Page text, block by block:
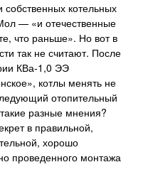
котельных
— «и отечественные
что раньше». Но вот в
так не считают. После
КВа-1,0 ЭЭ
котлы менять не
отопительный
разные мнения?
в правильной,
хорошо
проведенного монтажа